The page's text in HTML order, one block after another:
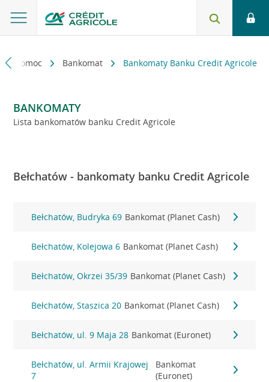
i pomoc Bankomat Bankomaty Banku Credit Agricole
BANKOMATY
Lista bankomatów banku Credit Agricole
Bełchatów - bankomaty banku Credit Agricole
Bełchatów, Budryka 69 Bankomat (Planet Cash)
Bełchatów, Kolejowa 6 Bankomat (Planet Cash)
Bełchatów, Okrzei 35/39 Bankomat (Planet Cash)
Bełchatów, Staszica 20 Bankomat (Planet Cash)
Bełchatów, ul. 9 Maja 28 Bankomat (Euronet)
Bełchatów, ul. Armii Krajowej
7
Bankomat
(Euronet)